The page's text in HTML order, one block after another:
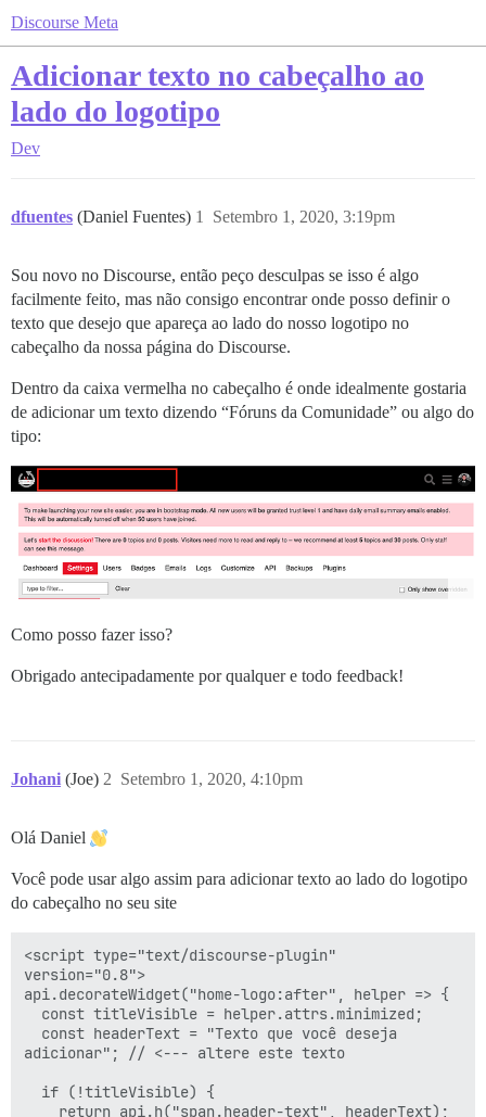
Discourse Meta
Adicionar texto no cabeçalho ao
lado do logotipo
Dev
dfuentes (Daniel Fuentes) Setembro 1, 2020, 3:19pm
1
Sou novo no Discourse, então peço desculpas se isso é algo
facilmente feito, mas não consigo encontrar onde posso definir o
texto que desejo que apareça ao lado do nosso logotipo no
cabeçalho da nossa página do Discourse.
Dentro da caixa vermelha no cabeçalho é onde idealmente gostaria
de adicionar um texto dizendo “Fóruns da Comunidade” ou algo do
tipo:
Como posso fazer isso?
Obrigado antecipadamente por qualquer e todo feedback!
Johani (Joe) Setembro 1, 2020, 4:10pm
2
Olá Daniel
Você pode usar algo assim para adicionar texto ao lado do logotipo
do cabeçalho no seu site
<script type="text/discourse-plugin"
version="0.8">
api.decorateWidget("home-logo:after", helper => {
adicionar"; // <--- altere este texto